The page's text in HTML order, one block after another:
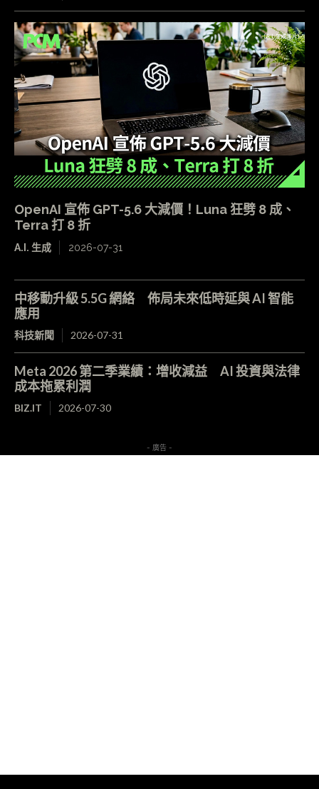
OpenAI 宣佈 GPT-5.6 大減價！Luna 狂劈 8 成、
Terra 打 8 折
A.I. 生成 2026-07-31
中移動升級 5.5G 網絡 佈局未來低時延與 AI 智能
應用
科技新聞 2026-07-31
Meta 2026 第二季業績：增收減益 AI 投資與法律
成本拖累利潤
BIZ.IT 2026-07-30
- 廣告 -